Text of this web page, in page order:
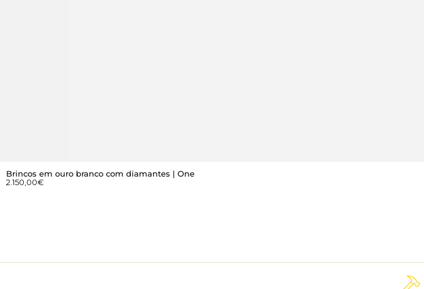
Brincos em ouro branco com diamantes | One
2.150,00€